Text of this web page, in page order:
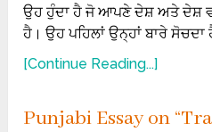
ਉਹ ਹੁੰਦਾ ਹੈ ਜੋ ਆਪਣੇ ਦੇਸ਼ ਅਤੇ ਦੇਸ਼
ਹੈ। ਉਹ ਪਹਿਲਾਂ ਉਨ੍ਹਾਂ ਬਾਰੇ ਸੋਚਦਾ
[Continue Reading...]
Punjabi Essay on